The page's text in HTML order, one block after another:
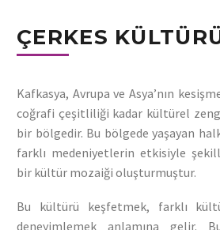
ÇERKES
Kafkasya, Avrupa ve Asya’nın
coğrafi çeşitliliği kadar kültürel
bir bölgedir. Bu bölgede yaşayan
farklı medeniyetlerin etkisiyle
bir kültür mozaiği oluşturmuştur.
Bu kültürü keşfetmek, farklı
deneyimlemek anlamına gelir.